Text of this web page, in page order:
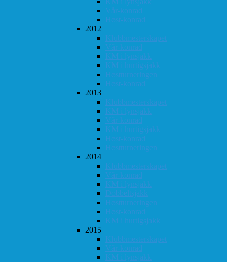
Vår-konrad
Høst-konrad
2012
Klubbmesterskapet
Vår-konrad
KM i lynsjakk
KM i hurtigsjakk
Høstturneringen
Høst-konrad
2013
Klubbmesterskapet
KM i lynsjakk
Vår-konrad
KM i hurtigsjakk
Høst-konrad
Høstturneringen
2014
Klubbmesterskapet
Vår-konrad
KM i lynsjakk
Dobbeltsjakk
Høstturneringen
Høst-konrad
KM i hurtigsjakk
2015
Klubbmesterskapet
Vår-konrad
KM i lynsjakk